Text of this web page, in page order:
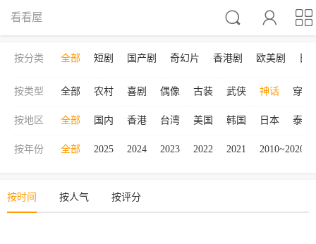



看看屋
按分类 全部 短剧 国产剧 奇幻片 香港剧 欧美剧 日
按类型 全部 农村 喜剧 偶像 古装 武侠 神话 穿越
按地区 全部 国内 香港 台湾 美国 韩国 日本 泰国
按年份 全部 2025 2024 2023 2022 2021 2010~2020
按时间 按人气 按评分